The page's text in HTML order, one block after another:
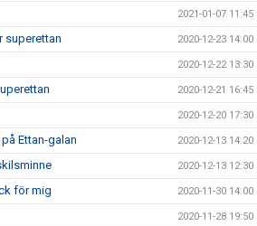
2021-01-07 11:45
superettan 2020-12-23 14:00
2020-12-22 13:30
2020-12-21 16:45
2020-12-20 17:30
Ettan-galan 2020-12-13 14:20
2020-12-13 12:30
för mig 2020-11-30 14:00
2020-11-28 19:50